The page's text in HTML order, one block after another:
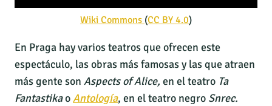
Wiki Commons (CC BY 4.0)
En Praga hay varios teatros que ofrecen este
espectáculo, las obras más famosas y las que atraen
más gente son Aspects of Alice, en el teatro Ta
FantastikaoAntología, en el teatro negro Snrec.